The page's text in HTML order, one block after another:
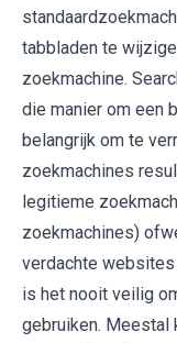
tabbladen te
zoekmachine.
die manier om een
belangrijk om te
zoekmachines
legitieme
zoekmachines)
verdachte
is het nooit veilig
gebruiken. Meestal